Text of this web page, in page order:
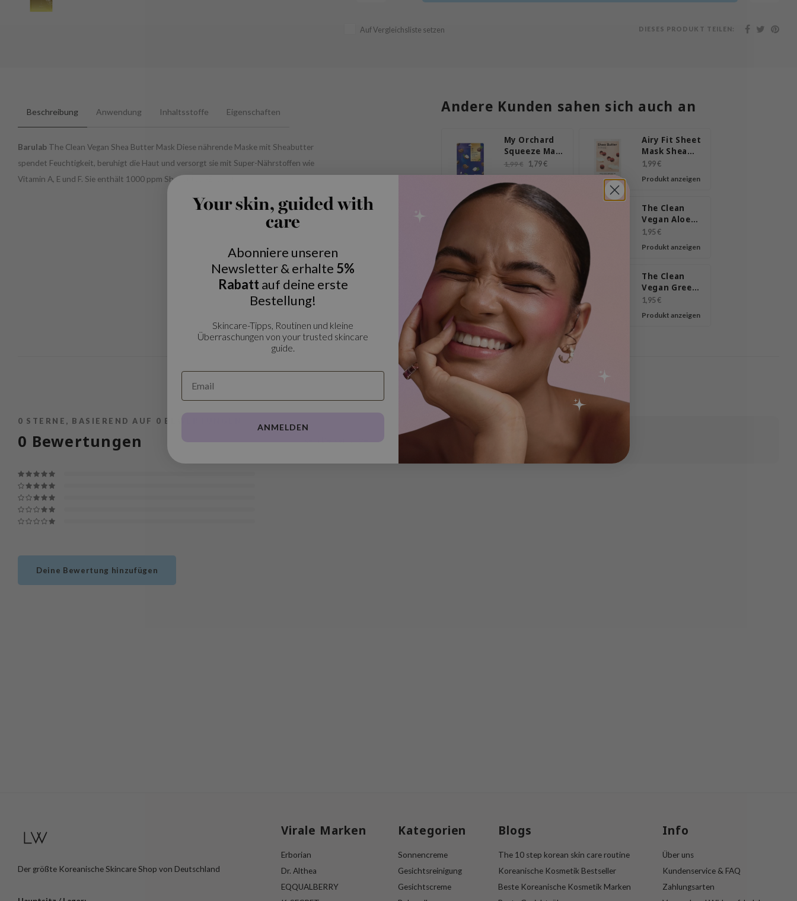
Auf Vergleichsliste setzen DIESES PRODUKT TEILEN:
Beschreibung Anwendung Inhaltsstoffe Eigenschaften
Barulab The Clean Vegan Shea Butter Mask Diese nährende Maske mit Sheabutter
spendet Feuchtigkeit, beruhigt die Haut und versorgt sie mit Super-Nährstoffen wie
Vitamin A, E und F. Sie enthält 1000 ppm Sheabutter-Extrakt.
Andere Kunden sahen sich auch an
My Orchard
Squeeze Mask
Shea Butter
1,99 €
1,79 €
Airy Fit Sheet
Mask Shea
Butter
1,99 €
Produkt anzeigen
The Clean
AHA/BHA
Mask
1,95 €
Produkt anzeigen
The Clean
Vegan Aloe
Mask
1,95 €
Produkt anzeigen
The Clean
Vegan Cica
Mask
1,95 €
Produkt anzeigen
The Clean
Vegan Green
Tea Mask
1,95 €
Produkt anzeigen
0 STERNE, BASIEREND AUF 0 BEWERTUNGEN
0 Bewertungen
Deine Bewertung hinzufügen
Der größte Koreanische Skincare Shop von Deutschland
Virale Marken
Erborian
Dr. Althea
EQQUALBERRY
Kategorien
Sonnencreme
Gesichtsreinigung
Gesichtscreme
Blogs
The 10 step korean skin care routine
Koreanische Kosmetik Bestseller
Beste Koreanische Kosmetik Marken
Info
Über uns
Kundenservice & FAQ
Zahlungsarten
Your skin, guided with
care
Abonniere unseren
Newsletter & erhalte 5%
Rabatt auf deine erste
Bestellung!
Skincare-Tipps, Routinen und kleine
Überraschungen von your trusted skincare
guide.
ANMELDEN